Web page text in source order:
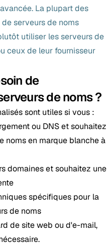
La plupart des
serveurs de noms
utiliser les serveurs de
ceux de leur fournisseur
de
de noms ?
sont utiles si vous :
ou DNS et souhaitez
noms en marque blanche à
domaines et souhaitez une
spécifiques pour la
de noms
de site web ou d'e-mail,